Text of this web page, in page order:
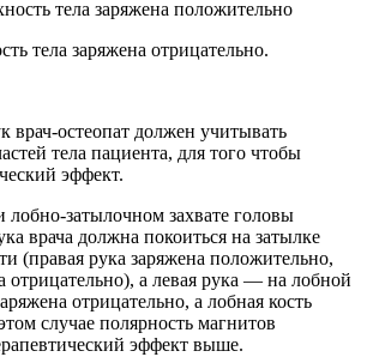
тела заряжена положительно
тела заряжена отрицательно.
остеопат должен учитывать
тела пациента, для того чтобы
эффект.
затылочном захвате головы
врача должна покоиться на затылке
(правая рука заряжена положительно,
отрицательно), а левая рука — на лобной
отрицательно, а лобная кость
случае полярность магнитов
эффект выше.